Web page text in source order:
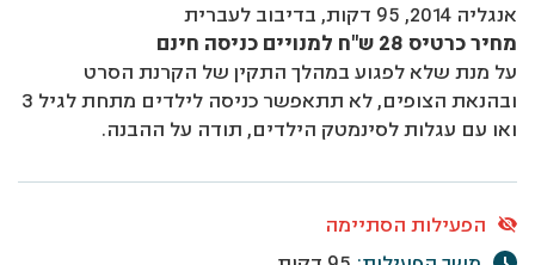
אנגליה 2014, 95 דקות, בדיבוב לעברית
מחיר כרטיס 28 ש"ח למנויים כניסה חינם
על מנת שלא לפגוע במהלך התקין של הקרנת הסרט
ובהנאת הצופים, לא תתאפשר כניסה לילדים מתחת לגיל 3
ואו עם עגלות לסינמטק הילדים, תודה על ההבנה.
הפעילות הסתיימה